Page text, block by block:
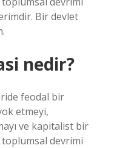
Bir devlet
nedir?
feodal bir
etmeyi,
ve kapitalist bir
toplumsal devrimi